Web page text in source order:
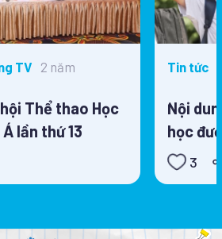
TV 2 năm
Thể thao Học
lần thứ 13
Tin tức
Nội
học
3